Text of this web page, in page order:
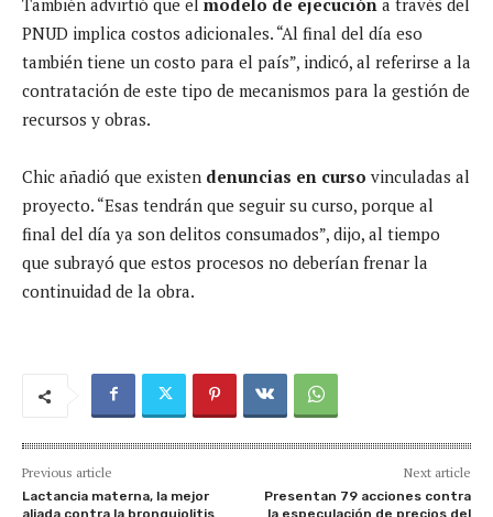
También advirtió que el modelo de ejecución a través del
PNUD implica costos adicionales. “Al final del día eso
también tiene un costo para el país”, indicó, al referirse a la
contratación de este tipo de mecanismos para la gestión de
recursos y obras.
Chic añadió que existen denuncias en curso vinculadas al
proyecto. “Esas tendrán que seguir su curso, porque al
final del día ya son delitos consumados”, dijo, al tiempo
que subrayó que estos procesos no deberían frenar la
continuidad de la obra.
Previous article
Lactancia materna, la mejor
aliada contra la bronquiolitis
Next article
Presentan 79 acciones contra
la especulación de precios del